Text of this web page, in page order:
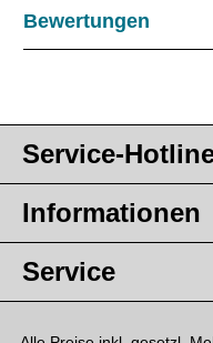
Bewertungen
Service-
Informationen
Service